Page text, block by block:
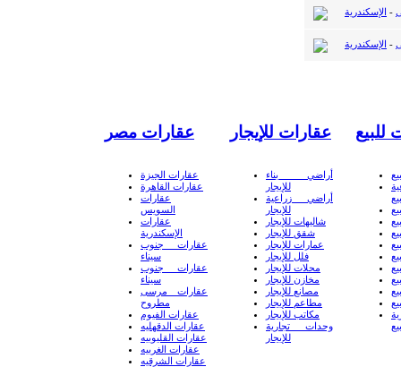
- الإسكندرية
- الإسكندرية
للبيع عقارات للإيجار
أراضي بناء
للإيجار
أراضي زراعية
للإيجار
شاليهات للإيجار
شقق للإيجار
عمارات للإيجار
فلل للإيجار
محلات للإيجار
مخازن للإيجار
مصانع للإيجار
مطاعم للإيجار
مكاتب للإيجار
وحدات تجارية
للإيجار
عقارات مصر
عقارات الجيزة
عقارات القاهرة
عقارات
السويس
عقارات
الإسكندرية
عقارات جنوب
سيناء
عقارات جنوب
سيناء
عقارات مرسى
مطروح
عقارات الفيوم
عقارات الدقهليه
عقارات القليوبيه
عقارات الغربيه
عقارات الشرقيه